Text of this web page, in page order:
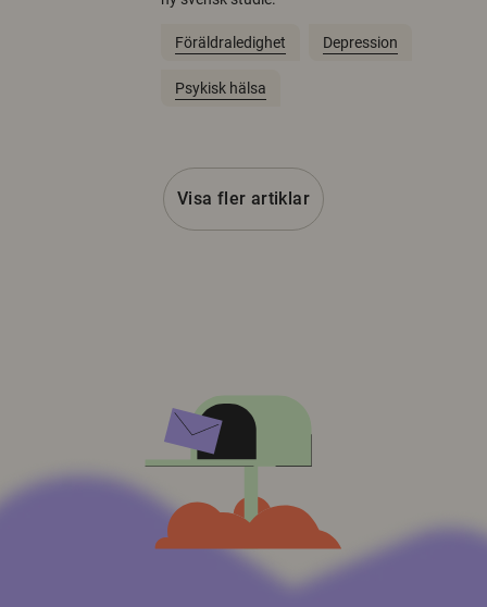
Föräldraledighet Depression
Psykisk hälsa
Visa fler artiklar